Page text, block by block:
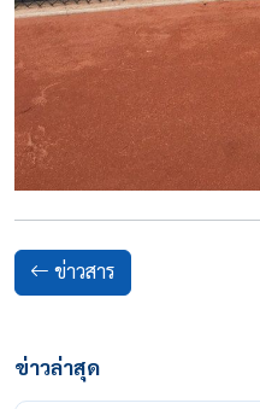
ข่าวสาร
ข่าวล่าสุด